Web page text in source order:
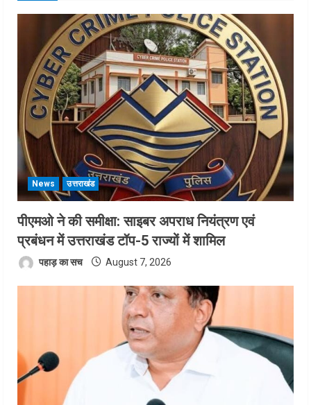
News उत्तराखंड
पीएमओ ने की समीक्षा: साइबर अपराध नियंत्रण एवं
प्रबंधन में उत्तराखंड टॉप-5 राज्यों में शामिल
पहाड़ का सच August 7, 2026